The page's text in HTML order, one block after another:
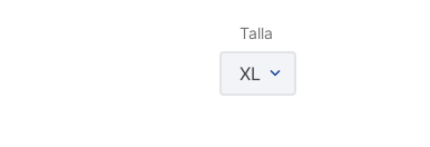
Talla
XL